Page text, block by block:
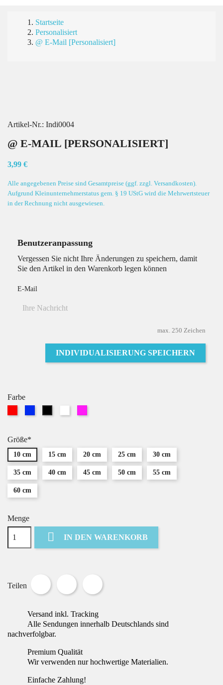
Startseite
Personalisiert
@ E-Mail [Personalisiert]
Artikel-Nr.: Indi0004
@ E-MAIL [PERSONALISIERT]
3,99 €
Alle angegebenen Preise sind Gesamtpreise (ggf. zzgl. Versandkosten).
Aufgrund Kleinunternehmerstatus gem. § 19 UStG wird die Mehrwertsteuer
in der Rechnung nicht ausgewiesen.
Benutzeranpassung
Vergessen Sie nicht Ihre Änderungen zu speichern, damit
Sie den Artikel in den Warenkorb legen können
E-Mail
max. 250 Zeichen
INDIVIDUALISIERUNG SPEICHERN
Farbe
Größe*
10 cm 15 cm 20 cm 25 cm 30 cm
35 cm 40 cm 45 cm 50 cm 55 cm
60 cm
Menge
 IN DEN WARENKORB
Teilen
Versand inkl. Tracking
Alle Sendungen innerhalb Deutschlands sind
nachverfolgbar.
Premium Qualität
Wir verwenden nur hochwertige Materialien.
Einfache Zahlung!